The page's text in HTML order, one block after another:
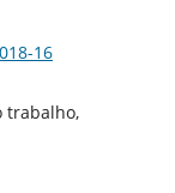
16
trabalho,